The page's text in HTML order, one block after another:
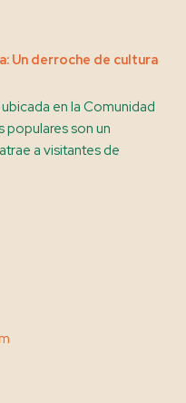
Un derroche de cultura
en la Comunidad
populares son un
a visitantes de